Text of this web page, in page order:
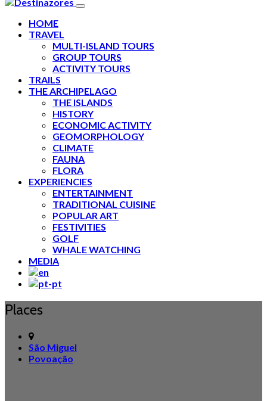
HOME
TRAVEL
MULTI-ISLAND TOURS
GROUP TOURS
ACTIVITY TOURS
TRAILS
THE ARCHIPELAGO
THE ISLANDS
HISTORY
ECONOMIC ACTIVITY
GEOMORPHOLOGY
CLIMATE
FAUNA
FLORA
EXPERIENCIES
ENTERTAINMENT
TRADITIONAL CUISINE
POPULAR ART
FESTIVITIES
GOLF
WHALE WATCHING
MEDIA
Places
São Miguel
Povoação